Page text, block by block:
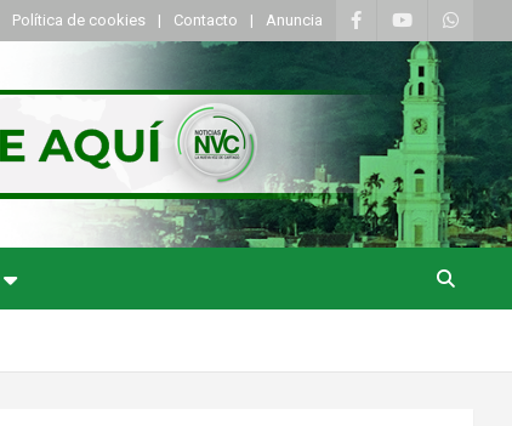
Política de cookies Contacto Anuncia